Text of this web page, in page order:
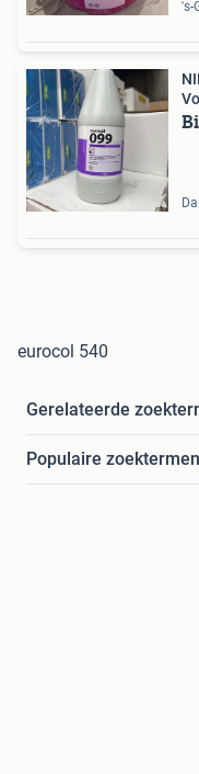
's-
eurocol 540
Gerelateerde
Populaire zoektermen